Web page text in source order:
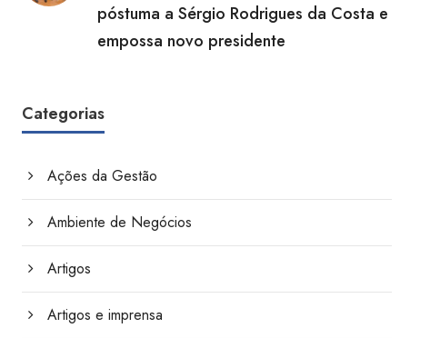
póstuma a Sérgio Rodrigues da Costa e
empossa novo presidente
Categorias
Ações da Gestão
Ambiente de Negócios
Artigos
Artigos e imprensa